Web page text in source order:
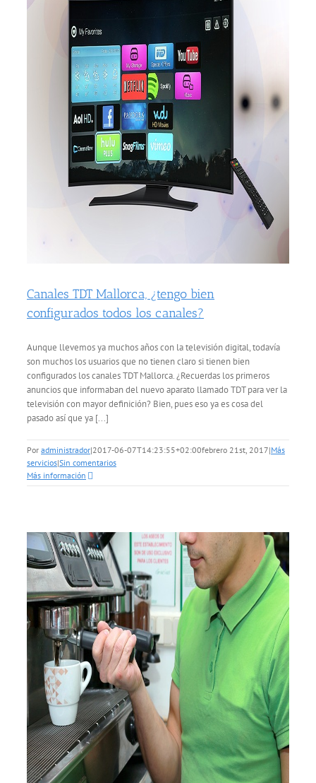
Canales TDT Mallorca, ¿tengo bien
configurados todos los canales?
Aunque llevemos ya muchos años con la televisión digital, todavía
son muchos los usuarios que no tienen claro si tienen bien
configurados los canales TDT Mallorca. ¿Recuerdas los primeros
anuncios que informaban del nuevo aparato llamado TDT para ver la
televisión con mayor definición? Bien, pues eso ya es cosa del
pasado así que ya [...]
Por administrador|2017-06-07T14:23:55+02:00febrero 21st, 2017|Más
servicios|Sin comentarios
Más información